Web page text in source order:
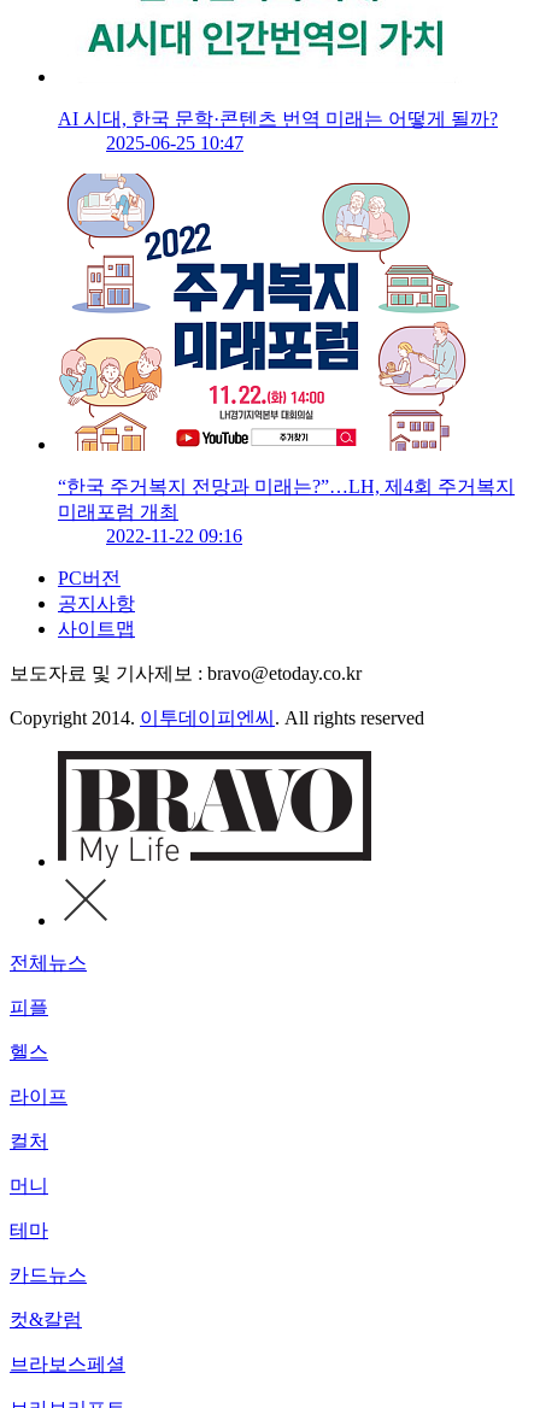
AI 시대, 한국 문학·콘텐츠 번역 미래는 어떻게 될까?
2025-06-25 10:47
“한국 주거복지 전망과 미래는?”…LH, 제4회 주거복지
미래포럼 개최
2022-11-22 09:16
PC버전
공지사항
사이트맵
보도자료 및 기사제보 : bravo@etoday.co.kr
Copyright 2014. 이투데이피엔씨 . All rights reserved
전체뉴스
피플
헬스
라이프
컬처
머니
테마
카드뉴스
컷&칼럼
브라보스페셜